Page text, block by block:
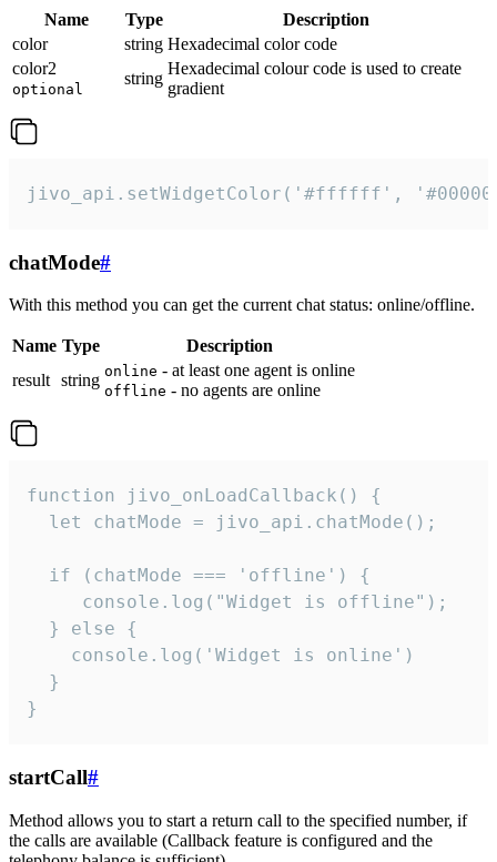
Name Type
Description
color
string Hexadecimal color code
color2
optional
string
Hexadecimal colour code is used to create
gradient
jivo_api.setWidgetColor('#ffffff',
chatMode#
With this method you can get the current chat status: online/offline.
Name Type
Description
result string online - at least one agent is online
offline - no agents are online
function jivo_onLoadCallback() {
  let chatMode = jivo_api.chatMode();
  if (chatMode === 'offline') {
     console.log("Widget is offline");
  } else {
    console.log('Widget is online')
  }
}
startCall#
Method allows you to start a return call to the specified number, if
the calls are available (Callback feature is configured and the